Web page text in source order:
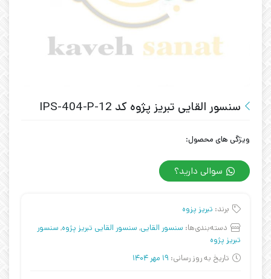
سنسور القایی تبریز پژوه کد IPS-404-P-12
ویژگی های محصول:
سوالی دارید؟
برند: تبریز پزوه
دسته‌بندی‌ها: سنسور القایی, سنسور القایی تبریز پژوه, سنسور
تبریز پژوه
تاریخ به روز رسانی: 19 مهر 1404